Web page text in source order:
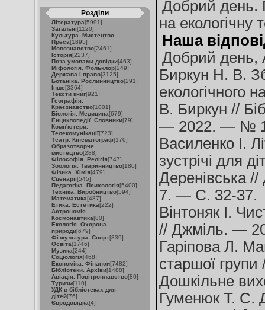
Розділи
Література[5991]
Загальні[1120]
Культура. Мистецтво.
Преса[1895]
Мовознавство[2461]
Історія[2237]
Поза умовами довідки[463]
Міфологія. Фольклор[249]
Держава і право[3125]
Ботаніка. Рослинництво[291]
Інше[3364]
Тексти книг[921]
Географія.
Краєзнавство[1001]
Біологія. Медицина[679]
Енциклопедії. Словники[79]
Комп'ютери.
Телекомунікації[723]
Театр. Кінематограф[170]
Образотворче
мистецтво[288]
Філософія. Релігія[747]
Зоологія. Тваринництво[180]
Фізика. Хімія[479]
Сценарії[545]
Педагогіка. Психологія[5400]
Техніка. Виробництво[594]
Математика[487]
Етика. Естетика[222]
Астрономія.
Космонавтика[80]
Екологія. Охорона
природи[679]
Фізкультура. Спорт[339]
Освіта[1746]
Музика[244]
Соціологія[468]
Економіка. Фінанси[7482]
Бібліотеки. Архіви[1488]
Авіація. Повітроплавство[80]
Туризм[110]
УДК в бібліотеках для
дітей[76]
Євродовідка[4]
Добрий день.
на екологічну
Наша
Добрий день,
Биркун Н. В.
екологічного
В. Биркун //
— 2022. — №
Василенко І.
зустрічі для
Деренівська
7. — С. 32-37.
Вінтоняк І.
// Джміль. —
Гаріпова Л.
старшої
Дошкільне
Гуменюк Т. С.